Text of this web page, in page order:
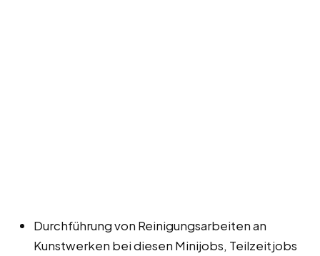
Durchführung von Reinigungsarbeiten an
Kunstwerken bei diesen Minijobs, Teilzeitjobs